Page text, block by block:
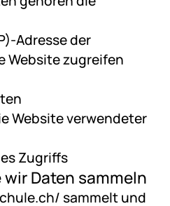
Adresse der
Website zugreifen
Website verwendeter
Zugriffs
Daten sammeln
sammelt und